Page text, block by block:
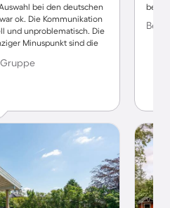
bei den deutschen
ok. Die Kommunikation
und unproblematisch. Die
Minuspunkt sind die
für
Gruppe